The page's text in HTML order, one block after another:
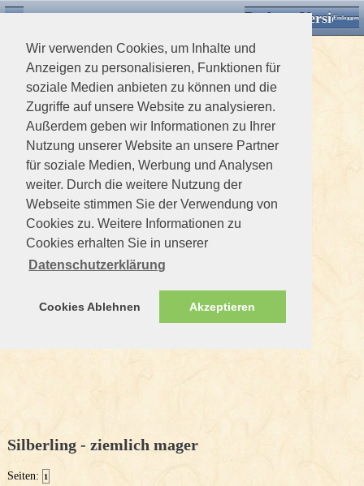
Wir verwenden Cookies, um Inhalte und
Anzeigen zu personalisieren, Funktionen für
soziale Medien anbieten zu können und die
Zugriffe auf unsere Website zu analysieren.
Außerdem geben wir Informationen zu Ihrer
Nutzung unserer Website an unsere Partner
für soziale Medien, Werbung und Analysen
weiter. Durch die weitere Nutzung der
Webseite stimmen Sie der Verwendung von
Cookies zu. Weitere Informationen zu
Cookies erhalten Sie in unserer
Datenschutzerklärung
Cookies Ablehnen Akzeptieren
Desktop VersionEinloggen
Silberling - ziemlich mager
Seiten: 1